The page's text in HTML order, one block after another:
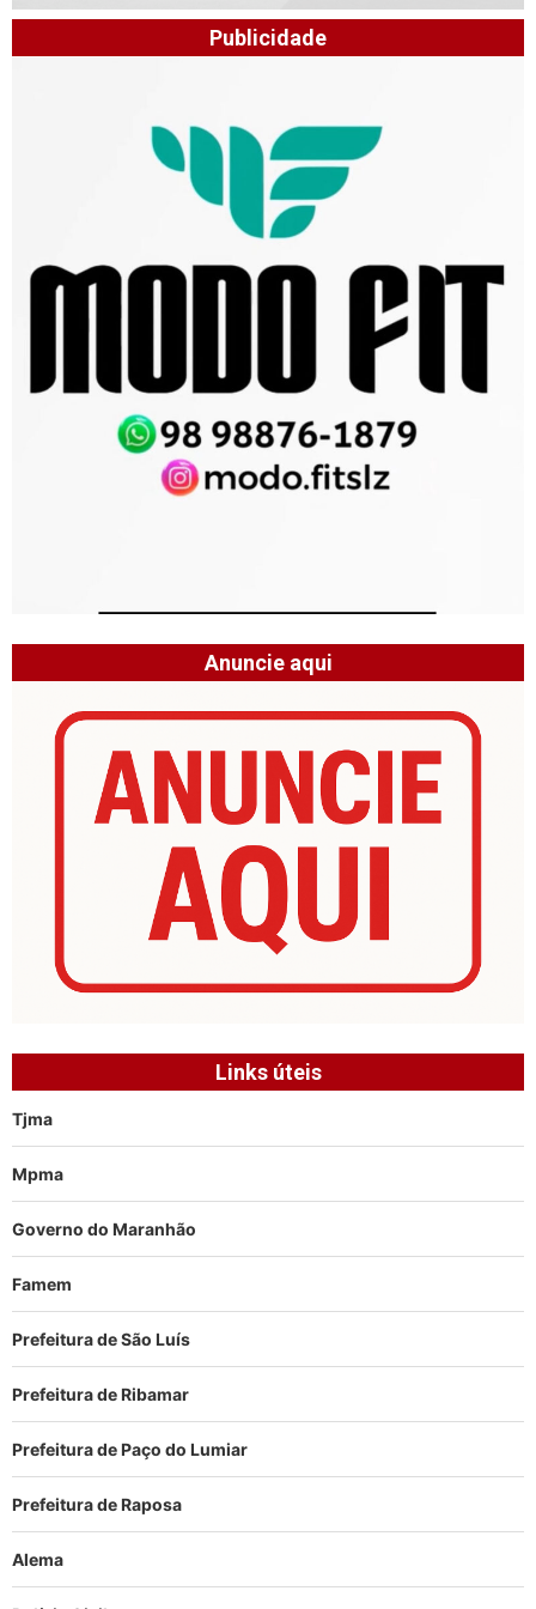
Publicidade
Anuncie aqui
Links úteis
Tjma
Mpma
Governo do Maranhão
Famem
Prefeitura de São Luís
Prefeitura de Ribamar
Prefeitura de Paço do Lumiar
Prefeitura de Raposa
Alema